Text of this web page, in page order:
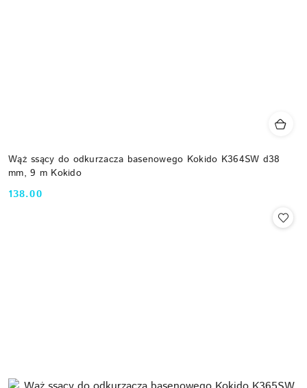
Wąż ssący do odkurzacza basenowego Kokido K364SW d38
mm, 9 m Kokido
Cena:
138.00